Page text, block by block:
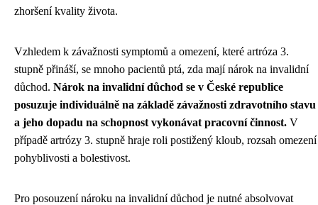
zhoršení kvality života.
Vzhledem k závažnosti symptomů a omezení, které artróza 3.
stupně přináší, se mnoho pacientů ptá, zda mají nárok na invalidní
důchod. Nárok na invalidní důchod se v České republice
posuzuje individuálně na základě závažnosti zdravotního stavu
a jeho dopadu na schopnost vykonávat pracovní činnost. V
případě artrózy 3. stupně hraje roli postižený kloub, rozsah omezení
pohyblivosti a bolestivost.
Pro posouzení nároku na invalidní důchod je nutné absolvovat